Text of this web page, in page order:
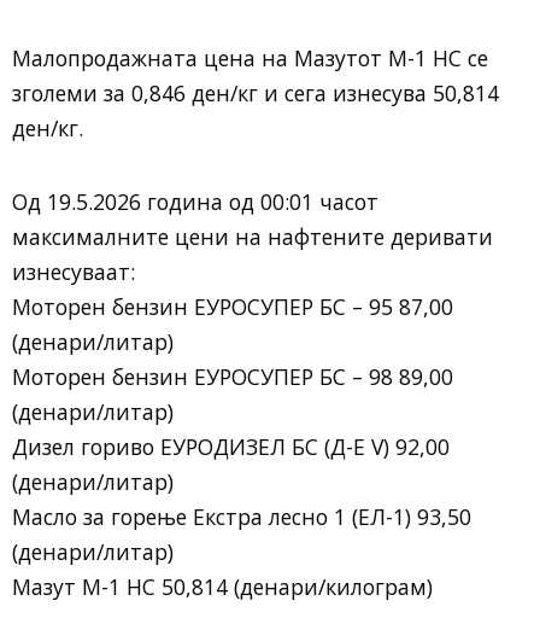
Малопродажната цена на Мазутот М-1 НС се
зголеми за 0,846 ден/кг и сега изнесува 50,814
ден/кг.
Од 19.5.2026 година од 00:01 часот
максималните цени на нафтените деривати
изнесуваат:
Моторен бензин ЕУРОСУПЕР БС – 95 87,00
(денари/литар)
Моторен бензин ЕУРОСУПЕР БС – 98 89,00
(денари/литар)
Дизел гориво ЕУРОДИЗЕЛ БС (Д-Е V) 92,00
(денари/литар)
Масло за горење Екстра лесно 1 (ЕЛ-1) 93,50
(денари/литар)
Мазут М-1 НС 50,814 (денари/килограм)